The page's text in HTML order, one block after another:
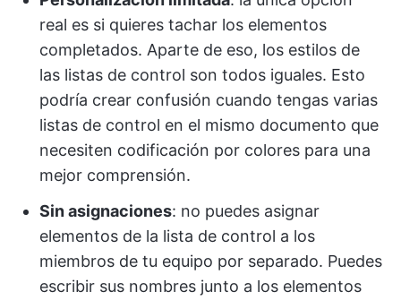
real es si quieres tachar los elementos
completados. Aparte de eso, los estilos de
las listas de control son todos iguales. Esto
podría crear confusión cuando tengas varias
listas de control en el mismo documento que
necesiten codificación por colores para una
mejor comprensión.
Sin asignaciones: no puedes asignar
elementos de la lista de control a los
miembros de tu equipo por separado. Puedes
escribir sus nombres junto a los elementos